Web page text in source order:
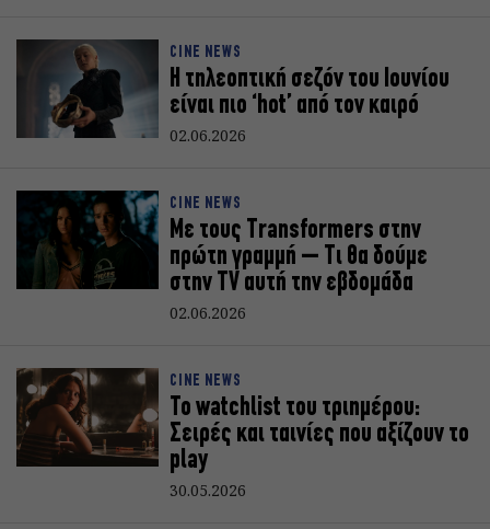
CINE NEWS
Η τηλεοπτική σεζόν του Ιουνίου
είναι πιο ‘hot’ από τον καιρό
02.06.2026
CINE NEWS
Με τους Transformers στην
πρώτη γραμμή – Τι θα δούμε
στην TV αυτή την εβδομάδα
02.06.2026
CINE NEWS
Το watchlist του τριημέρου:
Σειρές και ταινίες που αξίζουν το
play
30.05.2026